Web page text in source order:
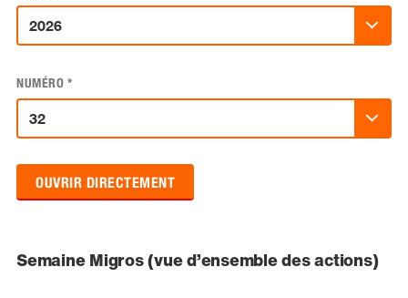
NUMÉRO *
OUVRIR DIRECTEMENT
Semaine Migros (vue d’ensemble des actions)